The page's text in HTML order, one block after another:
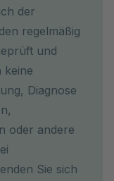
der
regelmäßig
und
keine
Diagnose
oder andere
Sie sich